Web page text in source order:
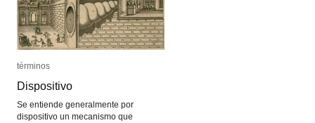
términos
Dispositivo
Se entiende generalmente por
dispositivo un mecanismo que
términos
Dispositivo